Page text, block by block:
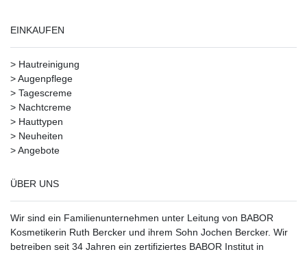
EINKAUFEN
> Hautreinigung
>Augenpflege
> Tagescreme
> Nachtcreme
> Hauttypen
> Neuheiten
>Angebote
ÜBER UNS
Wir sind ein Familienunternehmen unter Leitung von BABOR
Kosmetikerin Ruth Bercker und ihrem Sohn Jochen Bercker. Wir
betreiben seit 34 Jahren ein zertifiziertes BABOR Institut in